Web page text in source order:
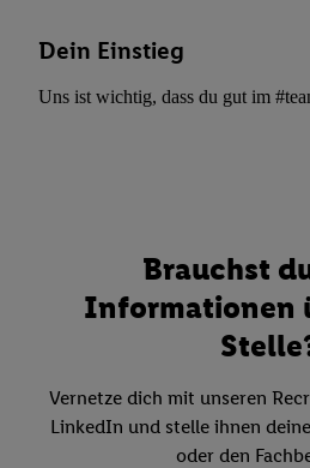
Dein Einstieg
Uns ist wichtig, dass du gut im
Brauchst
Informationen
Vernetze dich mit unseren
LinkedIn und stelle ihnen
oder den